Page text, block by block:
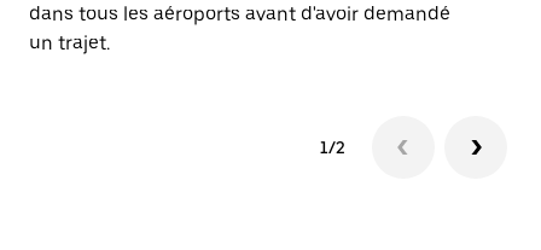
dans tous les aéroports avant d'avoir demandé
un trajet.
1/2